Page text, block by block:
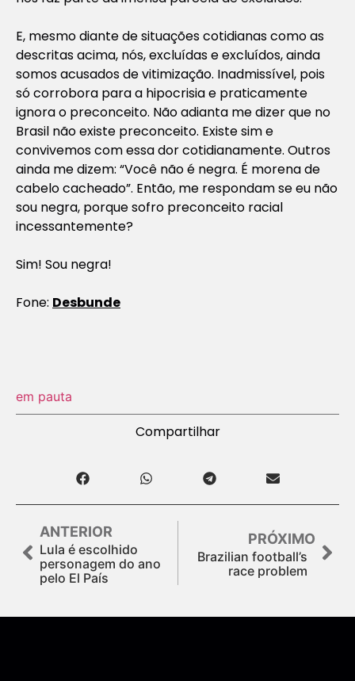
E, mesmo diante de situações cotidianas como as
descritas acima, nós, excluídas e excluídos, ainda
somos acusados de vitimização. Inadmissível, pois
só corrobora para a hipocrisia e praticamente
ignora o preconceito. Não adianta me dizer que no
Brasil não existe preconceito. Existe sim e
convivemos com essa dor cotidianamente. Outros
ainda me dizem: “Você não é negra. É morena de
cabelo cacheado”. Então, me respondam se eu não
sou negra, porque sofro preconceito racial
incessantemente?
Sim! Sou negra!
Fone: Desbunde
em pauta
Compartilhar
ANTERIOR
Lula é escolhido
personagem do ano
pelo El País
PRÓXIMO
Brazilian football’s
race problem